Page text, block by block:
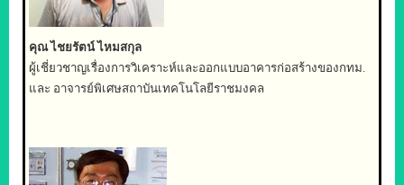
คุณ ไชยรัตน์ ไหมสกุล
ผู้เชี่ยวชาญเรื่องการวิเคราะห์และออกแบบอาคารก่อสร้างของกทม.
และ อาจารย์พิเศษสถาบันเทคโนโลยีราชมงคล